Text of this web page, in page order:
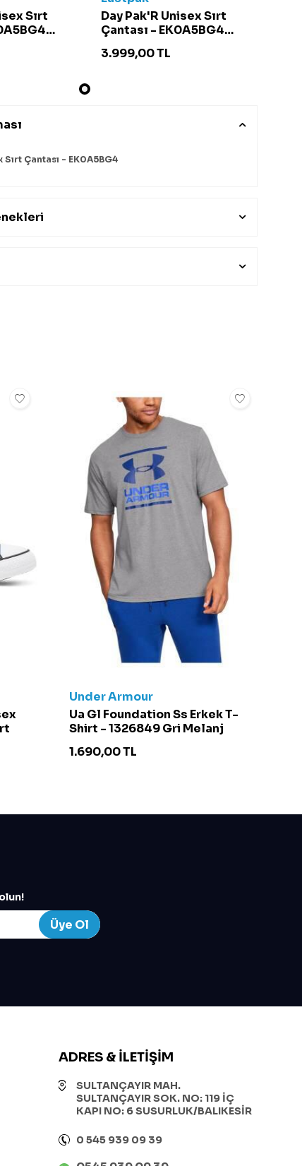
Sırt
Day Pak'R Unisex Sırt
Çantası - EK0A5BG4
3.999,00TL
Sırt Çantası - EK0A5BG4
Under Armour
Ua Gl Foundation Ss Erkek T-
Shirt - 1326849 Gri Melanj
1.690,00TL
Üye Ol
ADRES & İLETIŞIM
SULTANÇAYIR MAH.
SULTANÇAYIR SOK. NO: 119 İÇ
KAPI NO: 6 SUSURLUK/BALIKESİR
0 545 939 09 39